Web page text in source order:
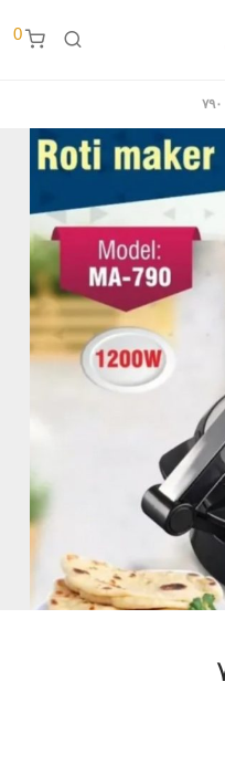
0